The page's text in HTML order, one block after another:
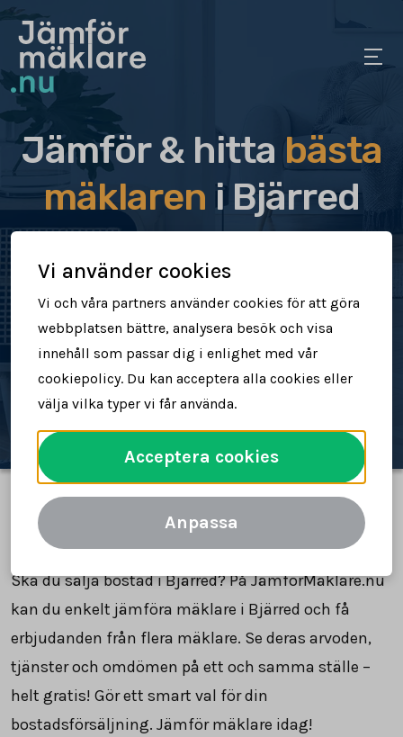
Jämför & hitta bästa
mäklaren i Bjärred
Sälj din bostad snabbt & tryggt
Få högre försäljningspris
Jämför mäklare
Jämför mäklare i Bjärred
Ska du sälja bostad i Bjärred? På JämförMäklare.nu
kan du enkelt jämföra mäklare i Bjärred och få
erbjudanden från flera mäklare. Se deras arvoden,
tjänster och omdömen på ett och samma ställe –
helt gratis! Gör ett smart val för din
bostadsförsäljning. Jämför mäklare idag!
Vi använder cookies
Vi och våra partners använder cookies för att göra
webbplatsen bättre, analysera besök och visa
innehåll som passar dig i enlighet med vår
cookiepolicy. Du kan acceptera alla cookies eller
välja vilka typer vi får använda.
Acceptera cookies
Anpassa